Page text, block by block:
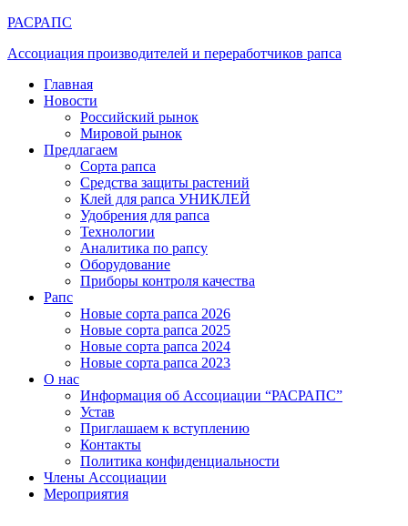
РАСРАПС
Ассоциация производителей и переработчиков рапса
Главная
Новости
Российский рынок
Мировой рынок
Предлагаем
Сорта рапса
Средства защиты растений
Клей для рапса УНИКЛЕЙ
Удобрения для рапса
Технологии
Аналитика по рапсу
Оборудование
Приборы контроля качества
Рапс
Новые сорта рапса 2026
Новые сорта рапса 2025
Новые сорта рапса 2024
Новые сорта рапса 2023
О нас
Информация об Ассоциации “РАСРАПС”
Устав
Приглашаем к вступлению
Контакты
Политика конфиденциальности
Члены Ассоциации
Мероприятия